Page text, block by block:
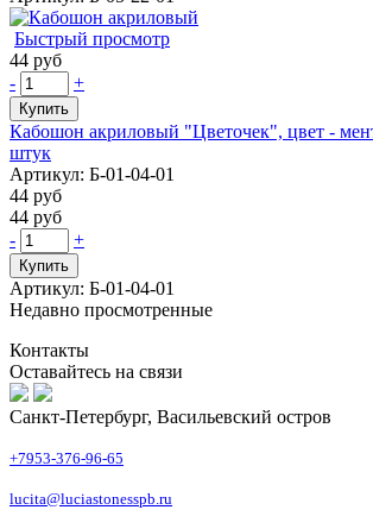
Быстрый просмотр
44 руб
-
+
Купить
Кабошон акриловый "Цветочек", цвет -
штук
Артикул: Б-01-04-01
44 руб
44 руб
-
+
Купить
Артикул: Б-01-04-01
Недавно просмотренные
Контакты
Оставайтесь на связи
Санкт-Петербург, Васильевский остров
+7953-376-96-65
lucita@luciastonesspb.ru